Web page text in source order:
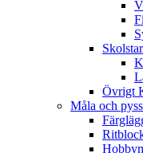
Övrigt
Måla och